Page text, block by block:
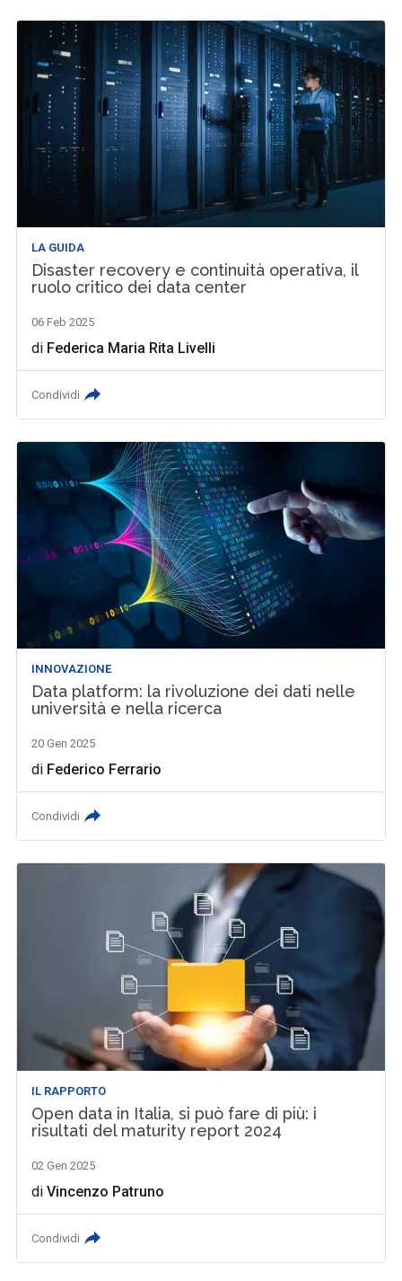
LA GUIDA
Disaster recovery e continuità operativa, il
ruolo critico dei data center
06 Feb 2025
di Federica Maria Rita Livelli
Condividi
INNOVAZIONE
Data platform: la rivoluzione dei dati nelle
università e nella ricerca
20 Gen 2025
di Federico Ferrario
Condividi
IL RAPPORTO
Open data in Italia, si può fare di più: i
risultati del maturity report 2024
02 Gen 2025
diVincenzo Patruno
Condividi